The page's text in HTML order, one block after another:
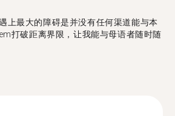
上最大的障碍是并没有任何渠道能与本
打破距离界限，让我能与母语者随时随